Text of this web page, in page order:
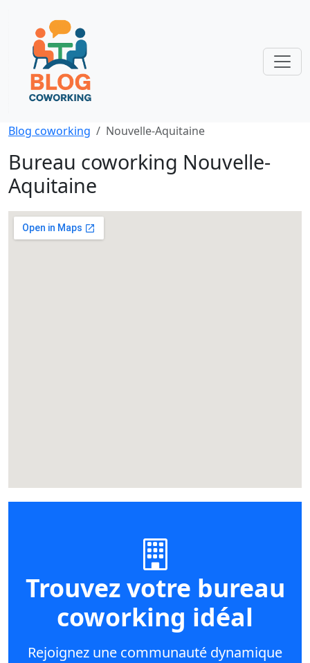
Blog coworking Nouvelle-Aquitaine
Bureau coworking Nouvelle-
Aquitaine
Trouvez votre bureau
coworking idéal
Rejoignez une communauté dynamique